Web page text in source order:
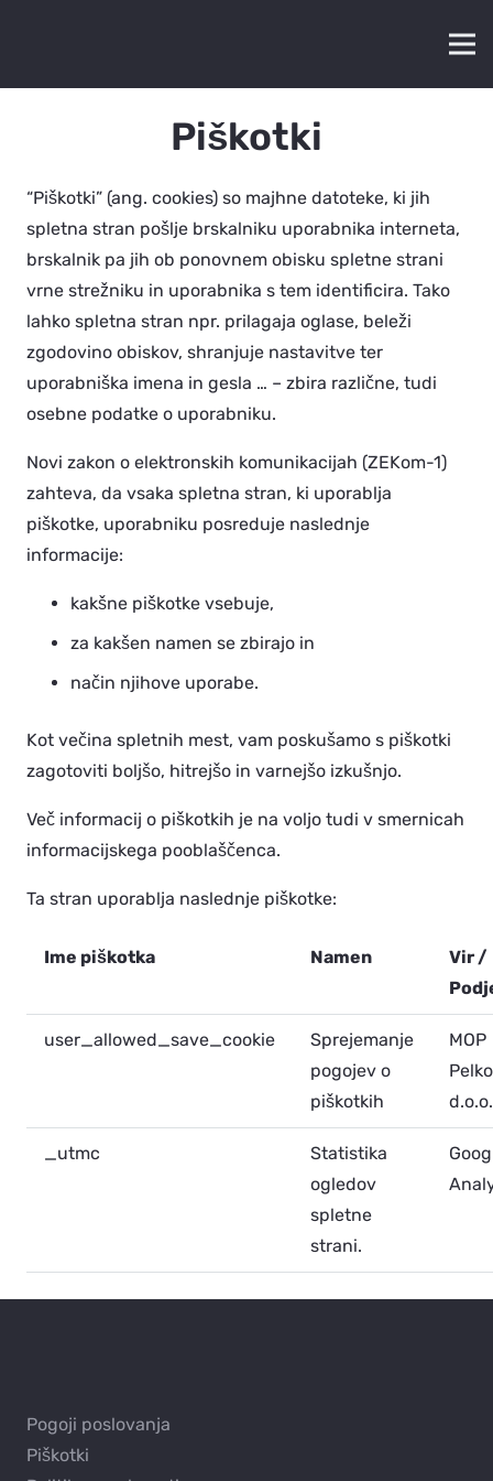
Piškotki
“Piškotki” (ang. cookies) so majhne datoteke, ki jih
spletna stran pošlje brskalniku uporabnika interneta,
brskalnik pa jih ob ponovnem obisku spletne strani
vrne strežniku in uporabnika s tem identificira. Tako
lahko spletna stran npr. prilagaja oglase, beleži
zgodovino obiskov, shranjuje nastavitve ter
uporabniška imena in gesla … – zbira različne, tudi
osebne podatke o uporabniku.
Novi zakon o elektronskih komunikacijah (ZEKom-1)
zahteva, da vsaka spletna stran, ki uporablja
piškotke, uporabniku posreduje naslednje
informacije:
kakšne piškotke vsebuje,
za kakšen namen se zbirajo in
način njihove uporabe.
Kot večina spletnih mest, vam poskušamo s piškotki
zagotoviti boljšo, hitrejšo in varnejšo izkušnjo.
Več informacij o piškotkih je na voljo tudi v smernicah
informacijskega pooblaščenca.
Ta stran uporablja naslednje piškotke:
Ime piškotka Namen
Vir /
user_allowed_save_cookie
Sprejemanje
pogojev o
piškotkih
MOP
Pelko
d.o.o.
_utmc
Statistika
ogledov
spletne
strani.
Pogoji poslovanja
Piškotki